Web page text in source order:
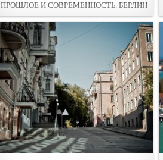
ПРОШЛОЕ И СОВРЕМЕННОСТЬ. БЕРЛИН